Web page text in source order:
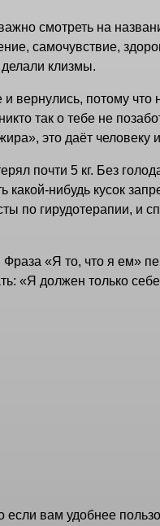
смотреть на
самочувствие,
клизмы.
потому
так о тебе не
это даёт человеку
почти 5 кг. Без
какой-нибудь кусок
по гирудотерапии, и
«Я то, что я ем»
«Я должен только
вам удобнее